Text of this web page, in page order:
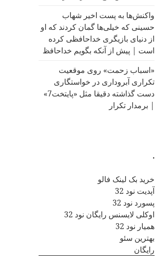
واکنش‌ها به پست اخیر شهاب
حسینی که خیلی‌ها گمان کردند که او
از دنیای بازیگری خداحافظی کرده
است | پیش از آنکه بگویم خداحافظ
«اسباب زحمت» روی موقعیت
تکراری آبروداری در خواستگاری
دست گذاشته دقیقا مثل «پایتخت7»
| برمدار تکرار
.
خرید بک لینک فالو
آپدیت نود 32
پسورد نود 32
اوکلی لایسنس رایگان نود 32
همیار نود 32
بهترین سئو
رایگان